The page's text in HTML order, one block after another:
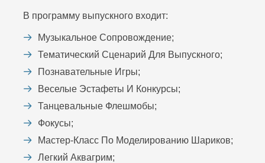
В программу выпускного входит:
Музыкальное Сопровождение;
Тематический Сценарий Для Выпускного;
Познавательные Игры;
Веселые Эстафеты И Конкурсы;
Танцевальные Флешмобы;
Фокусы;
Мастер-Класс По Моделированию Шариков;
Легкий Аквагрим;